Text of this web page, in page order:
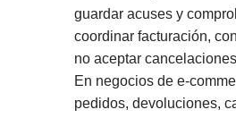
guardar acuses y
coordinar facturación,
no aceptar
En negocios de e-
pedidos, devoluciones,